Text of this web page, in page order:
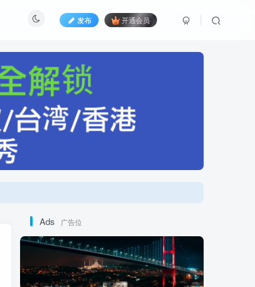
发布 开通会员
Ads 广告位